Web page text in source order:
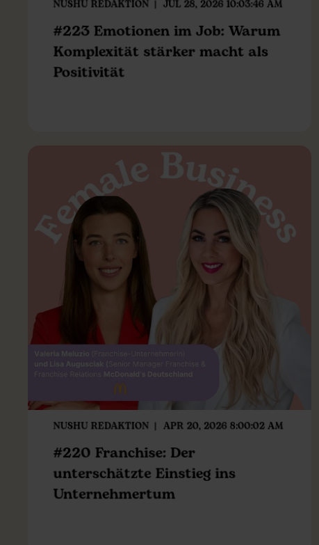
NUSHU REDAKTION JUL 28, 2026 10:03:46 AM
#223 Emotionen im Job: Warum
Komplexität stärker macht als
Positivität
NUSHU REDAKTION APR 20, 2026 8:00:02 AM
#220 Franchise: Der
unterschätzte Einstieg ins
Unternehmertum